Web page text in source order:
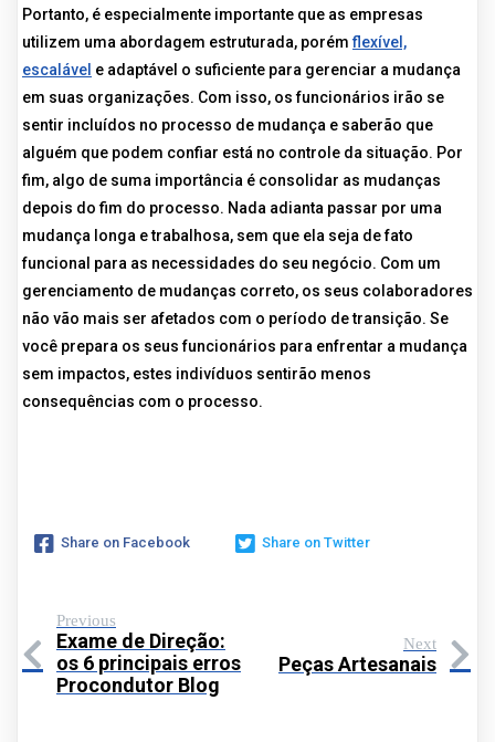
Portanto, é especialmente importante que as empresas
utilizem uma abordagem estruturada, porémflexível,
escalável e adaptável o suficiente para gerenciar a mudança
em suas organizações. Com isso, os funcionários irão se
sentir incluídos no processo de mudança e saberão que
alguém que podem confiar está no controle da situação. Por
fim, algo de suma importância é consolidar as mudanças
depois do fim do processo. Nada adianta passar por uma
mudança longa e trabalhosa, sem que ela seja de fato
funcional para as necessidades do seu negócio. Com um
gerenciamento de mudanças correto, os seus colaboradores
não vão mais ser afetados com o período de transição. Se
você prepara os seus funcionários para enfrentar a mudança
sem impactos, estes indivíduos sentirão menos
consequências com o processo.
Share on Facebook Share on Twitter
Previous
Exame de Direção:
os 6 principais erros
Procondutor Blog
Next
Peças Artesanais